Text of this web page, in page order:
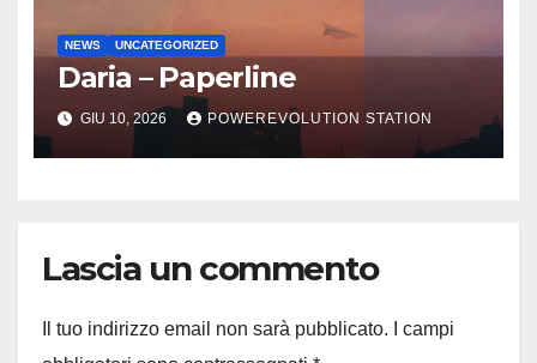
NEWS UNCATEGORIZED
Daria – Paperline
GIU 10, 2026 POWEREVOLUTION STATION
Lascia un commento
Il tuo indirizzo email non sarà pubblicato.
I campi